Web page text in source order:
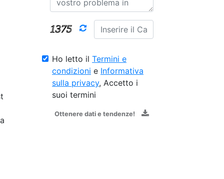
Ho letto il Termini e
condizioni e Informativa
sulla privacy, Accetto i
suoi termini
Ottenere dati e tendenze!